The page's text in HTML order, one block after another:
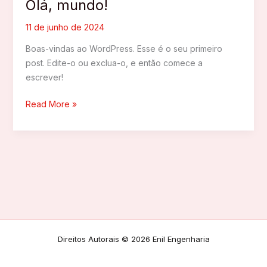
Olá, mundo!
11 de junho de 2024
Boas-vindas ao WordPress. Esse é o seu primeiro
post. Edite-o ou exclua-o, e então comece a
escrever!
Olá,
Read More »
Direitos Autorais © 2026 Enil Engenharia